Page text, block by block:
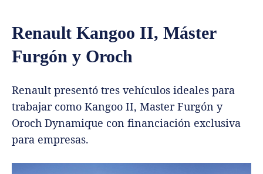
Renault Kangoo II, Máster
Furgón y Oroch
Renault presentó tres vehículos ideales para
trabajar como Kangoo II, Master Furgón y
Oroch Dynamique con financiación exclusiva
para empresas.